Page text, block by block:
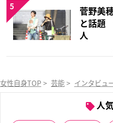
菅野美
と話題
人
5
女性自身TOP > 芸能 > インタビュ
人